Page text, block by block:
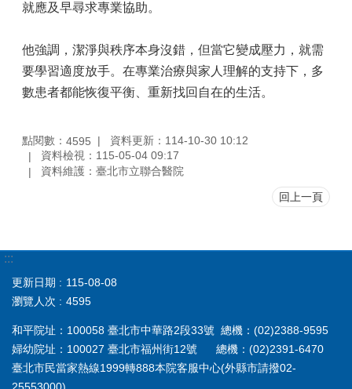
就應及早尋求專業協助。
他強調，潔淨與秩序本身沒錯，但當它變成壓力，就需
要學習適度放手。在專業治療與家人理解的支持下，多
數患者都能恢復平衡、重新找回自在的生活。
點閱數： 4595
資料更新：114-10-30 10:12
資料檢視：115-05-04 09:17
資料維護：臺北市立聯合醫院
回上一頁
:::
更新日期
115-08-08
瀏覽人次
4595
和平院址：100058 臺北市中華路2段33號 總機：(02)2388-9595
婦幼院址：100027 臺北市福州街12號 總機：(02)2391-6470
臺北市民當家熱線1999轉888本院客服中心(外縣市請撥02-
25553000)